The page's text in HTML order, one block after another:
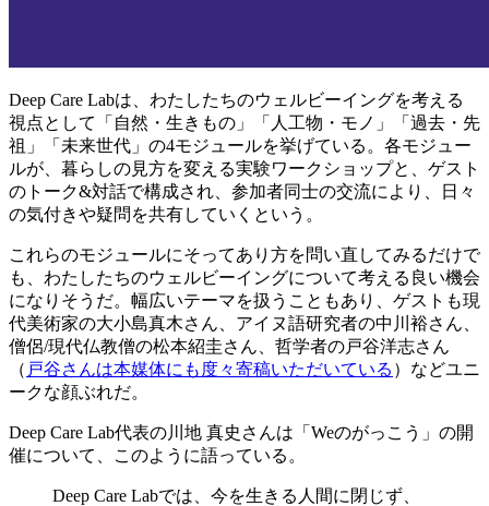
Deep Care Labは、わたしたちのウェルビーイングを考える
視点として「自然・生きもの」「人工物・モノ」「過去・先
祖」「未来世代」の4モジュールを挙げている。各モジュー
ルが、暮らしの見方を変える実験ワークショップと、ゲスト
のトーク&対話で構成され、参加者同士の交流により、日々
の気付きや疑問を共有していくという。
これらのモジュールにそってあり方を問い直してみるだけで
も、わたしたちのウェルビーイングについて考える良い機会
になりそうだ。幅広いテーマを扱うこともあり、ゲストも現
代美術家の大小島真木さん、アイヌ語研究者の中川裕さん、
僧侶/現代仏教僧の松本紹圭さん、哲学者の戸谷洋志さん
（ 戸谷さんは本媒体にも度々寄稿いただいている ）などユニ
ークな顔ぶれだ。
Deep Care Lab代表の川地 真史さんは「Weのがっこう」の開
催について、このように語っている。
Deep Care Labでは、今を生きる人間に閉じず、